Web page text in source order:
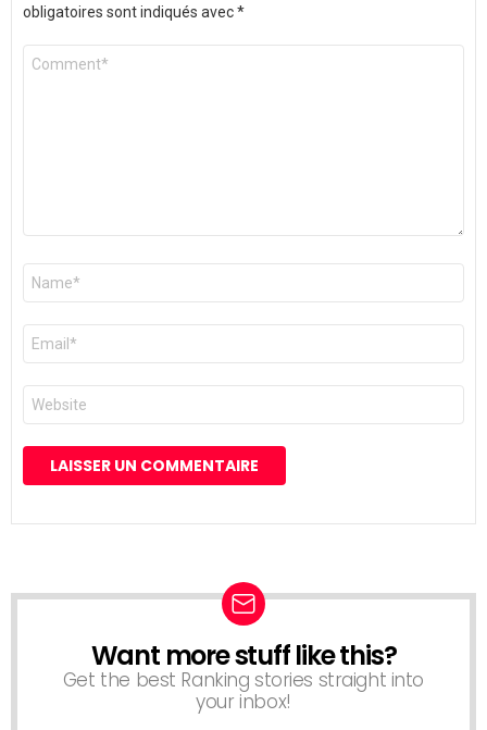
obligatoires sont indiqués avec*
Commentaire
Nom
E-
mail
*
Site
web
NEWSLETTER
Want more stuff like this?
Get the best Ranking stories straight into
your inbox!